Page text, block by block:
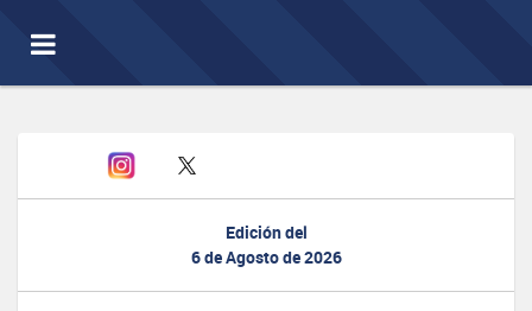
Toggle
navigation
Edición del
6 de Agosto de 2026